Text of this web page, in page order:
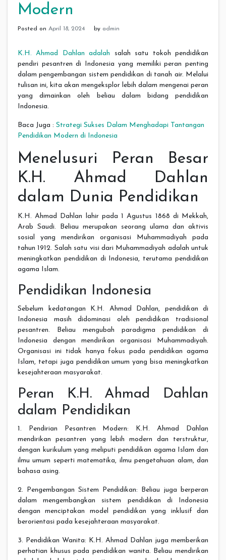
Modern
Posted on April 18, 2024 by admin
K.H. Ahmad Dahlan adalah salah satu tokoh pendidikan
pendiri pesantren di Indonesia yang memiliki peran penting
dalam pengembangan sistem pendidikan di tanah air. Melalui
tulisan ini, kita akan mengeksplor lebih dalam mengenai peran
yang dimainkan oleh beliau dalam bidang pendidikan
Indonesia.
Baca Juga : Strategi Sukses Dalam Menghadapi Tantangan
Pendidikan Modern di Indonesia
Menelusuri Peran Besar
K.H. Ahmad Dahlan
dalam Dunia Pendidikan
K.H. Ahmad Dahlan lahir pada 1 Agustus 1868 di Mekkah,
Arab Saudi. Beliau merupakan seorang ulama dan aktivis
sosial yang mendirikan organisasi Muhammadiyah pada
tahun 1912. Salah satu visi dari Muhammadiyah adalah untuk
meningkatkan pendidikan di Indonesia, terutama pendidikan
agama Islam.
Pendidikan Indonesia
Sebelum kedatangan K.H. Ahmad Dahlan, pendidikan di
Indonesia masih didominasi oleh pendidikan tradisional
pesantren. Beliau mengubah paradigma pendidikan di
Indonesia dengan mendirikan organisasi Muhammadiyah.
Organisasi ini tidak hanya fokus pada pendidikan agama
Islam, tetapi juga pendidikan umum yang bisa meningkatkan
kesejahteraan masyarakat.
Peran K.H. Ahmad Dahlan
dalam Pendidikan
1. Pendirian Pesantren Modern: K.H. Ahmad Dahlan
mendirikan pesantren yang lebih modern dan terstruktur,
dengan kurikulum yang meliputi pendidikan agama Islam dan
ilmu umum seperti matematika, ilmu pengetahuan alam, dan
bahasa asing.
2. Pengembangan Sistem Pendidikan: Beliau juga berperan
dalam mengembangkan sistem pendidikan di Indonesia
dengan menciptakan model pendidikan yang inklusif dan
berorientasi pada kesejahteraan masyarakat.
3. Pendidikan Wanita: K.H. Ahmad Dahlan juga memberikan
perhatian khusus pada pendidikan wanita. Beliau mendirikan